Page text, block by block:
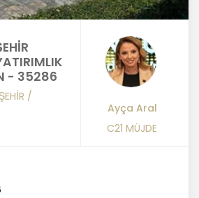
- 35286
/
Ayça Aral
C21 MÜJDE